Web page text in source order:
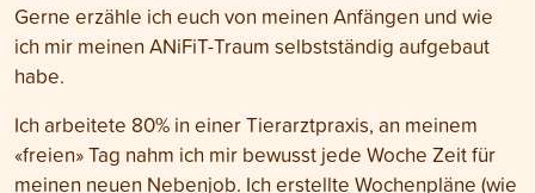
Gerne erzähle ich euch von meinen Anfängen und wie
ich mir meinen ANiFiT-Traum selbstständig aufgebaut
habe.
Ich arbeitete 80% in einer Tierarztpraxis, an meinem
«freien» Tag nahm ich mir bewusst jede Woche Zeit für
meinen neuen Nebenjob. Ich erstellte Wochenpläne (wie